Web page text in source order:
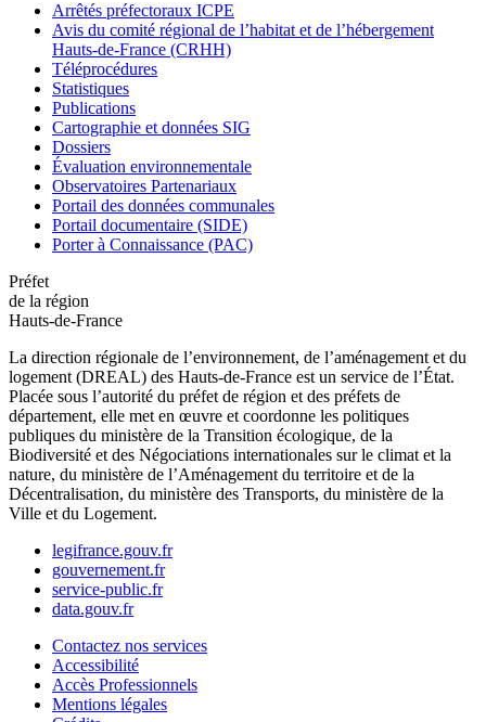
Arrêtés préfectoraux ICPE
Avis du comité régional de l’habitat et de l’hébergement
Hauts-de-France (CRHH)
Téléprocédures
Statistiques
Publications
Cartographie et données SIG
Dossiers
Évaluation environnementale
Observatoires Partenariaux
Portail des données communales
Portail documentaire (SIDE)
Porter à Connaissance (PAC)
Préfet
de la région
Hauts-de-France
La direction régionale de l’environnement, de l’aménagement et du
logement (DREAL) des Hauts-de-France est un service de l’État.
Placée sous l’autorité du préfet de région et des préfets de
département, elle met en œuvre et coordonne les politiques
publiques du ministère de la Transition écologique, de la
Biodiversité et des Négociations internationales sur le climat et la
nature, du ministère de l’Aménagement du territoire et de la
Décentralisation, du ministère des Transports, du ministère de la
Ville et du Logement.
legifrance.gouv.fr
gouvernement.fr
service-public.fr
data.gouv.fr
Contactez nos services
Accessibilité
Accès Professionnels
Mentions légales